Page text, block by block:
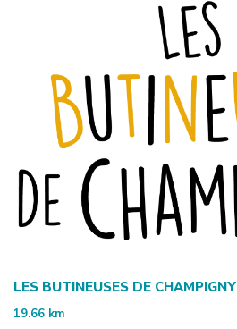
LES BUTINEUSES DE CHAMPIGNY
19.66 km